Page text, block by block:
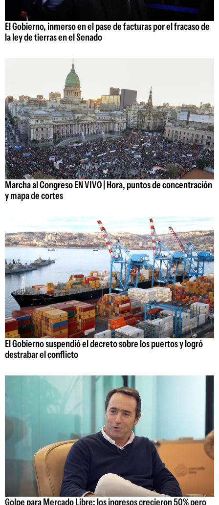
El Gobierno, inmerso en el pase de facturas por el fracaso de
la ley de tierras en el Senado
Marcha al Congreso EN VIVO | Hora, puntos de concentración
y mapa de cortes
El Gobierno suspendió el decreto sobre los puertos y logró
destrabar el conflicto
Golpe para Mercado Libre: los ingresos crecieron 50% pero